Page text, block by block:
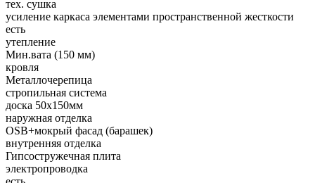
тех. сушка
усиление каркаса элементами пространственной жесткости
есть
утепление
Мин.вата (150 мм)
кровля
Металлочерепица
стропильная система
доска 50х150мм
наружная отделка
OSB+мокрый фасад (барашек)
внутренняя отделка
Гипсостружечная плита
электропроводка